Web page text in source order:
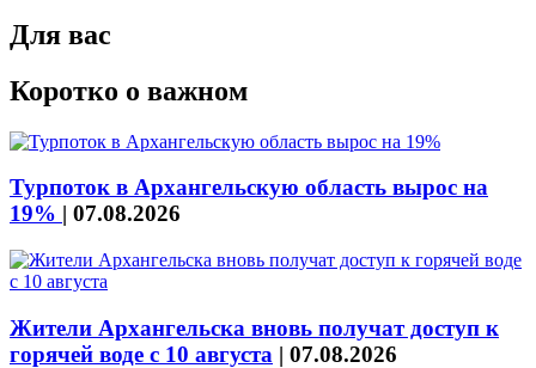
Для вас
Коротко о важном
Турпоток в Архангельскую область вырос на
19% | 07.08.2026
Жители Архангельска вновь получат доступ к
горячей воде с 10 августа | 07.08.2026